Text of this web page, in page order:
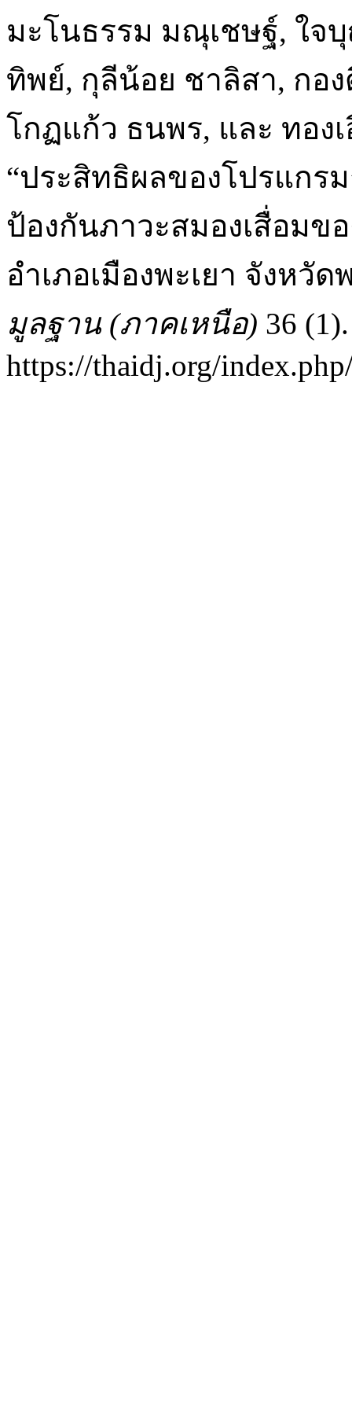
มะโนธรรม มณุเชษฐ์, ใจ
ทิพย์, กุลีน้อย ชาลิสา, ก
โกฏแก้ว ธนพร, และ ทอง
“ประสิทธิผลของโปรแก
ป้องกันภาวะสมองเสื่อมข
อำเภอเมืองพะเยา จังหวัด
มูลฐาน (ภาคเหนือ) 36
https://thaidj.org/